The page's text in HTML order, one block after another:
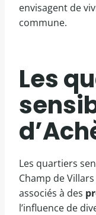
envisagent de
commune.
Les
Les quartiers
Champ de
associés à des
l’influence de